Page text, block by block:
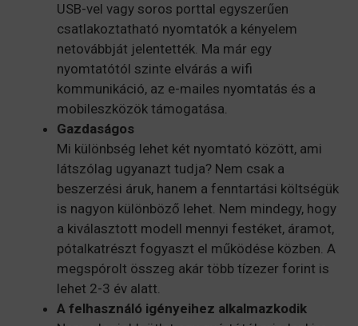
USB-vel vagy soros porttal egyszerűen
csatlakoztatható nyomtatók a kényelem
netovábbját jelentették. Ma már egy
nyomtatótól szinte elvárás a wifi
kommunikáció, az e-mailes nyomtatás és a
mobileszközök támogatása.
Gazdaságos
Mi különbség lehet két nyomtató között, ami
látszólag ugyanazt tudja? Nem csak a
beszerzési áruk, hanem a fenntartási költségük
is nagyon különböző lehet. Nem mindegy, hogy
a kiválasztott modell mennyi festéket, áramot,
pótalkatrészt fogyaszt el működése közben. A
megspórolt összeg akár több tízezer forint is
lehet 2-3 év alatt.
A felhasználó igényeihez alkalmazkodik